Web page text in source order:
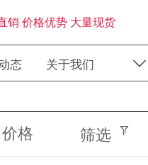
销 价格优势 大量现货
态 关于我们
价格 筛选